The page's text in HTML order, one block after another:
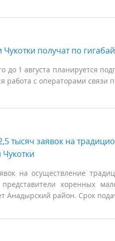
получат по
до 1 августа планируется
работа с операторами связи
тысяч заявок на
на осуществление
представители коренных
Анадырский район. Срок